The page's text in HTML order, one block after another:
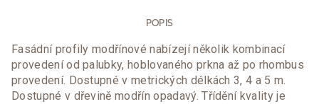
POPIS
Fasádní profily modřínové nabízejí několik kombinací
provedení od palubky, hoblovaného prkna až po rhombus
provedení. Dostupné v metrických délkách 3, 4 a 5 m.
Dostupné v dřevině modřín opadavý. Třídění kvality je